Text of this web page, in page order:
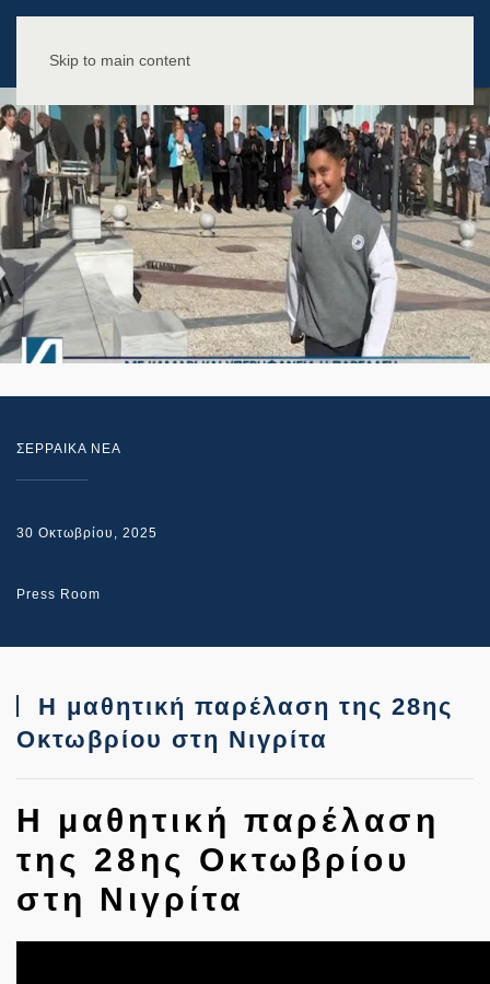
Skip to main content
ΣΕΡΡΑΙΚΑ ΝΕΑ
30 Οκτωβρίου, 2025
Press Room
Η μαθητική παρέλαση της 28ης
Οκτωβρίου στη Νιγρίτα
Η μαθητική παρέλαση
της 28ης Οκτωβρίου
στη Νιγρίτα